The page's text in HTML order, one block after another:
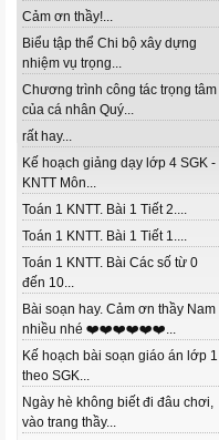
Cảm ơn thầy!...
Biểu tập thể Chi bộ xây dựng
nhiệm vụ trọng...
Chương trình công tác trọng tâm
của cá nhân Quý...
rất hay...
Kế hoạch giảng dạy lớp 4 SGK -
KNTT Môn...
Toán 1 KNTT. Bài 1 Tiết 2....
Toán 1 KNTT. Bài 1 Tiết 1....
Toán 1 KNTT. Bài Các số từ 0
đến 10...
Bài soạn hay. Cảm ơn thầy Nam
nhiều nhé ❤️❤️❤️❤️❤️❤️...
Kế hoạch bài soạn giáo án lớp 1
theo SGK...
Ngày hè không biết đi đâu chơi,
vào trang thầy...